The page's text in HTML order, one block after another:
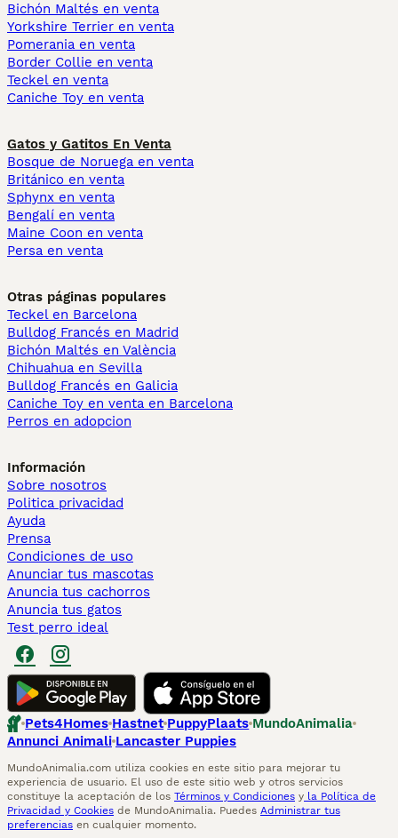
Bichón Maltés en venta
Yorkshire Terrier en venta
Pomerania en venta
Border Collie en venta
Teckel en venta
Caniche Toy en venta
Gatos y Gatitos En Venta
Bosque de Noruega en venta
Británico en venta
Sphynx en venta
Bengalí en venta
Maine Coon en venta
Persa en venta
Otras páginas populares
Teckel en Barcelona
Bulldog Francés en Madrid
Bichón Maltés en València
Chihuahua en Sevilla
Bulldog Francés en Galicia
Caniche Toy en venta en Barcelona
Perros en adopcion
Información
Sobre nosotros
Politica privacidad
Ayuda
Prensa
Condiciones de uso
Anunciar tus mascotas
Anuncia tus cachorros
Anuncia tus gatos
Test perro ideal
Pets4Homes Hastnet PuppyPlaats MundoAnimalia
Annunci Animali Lancaster Puppies
MundoAnimalia.com utiliza cookies en este sitio para mejorar tu
experiencia de usuario. El uso de este sitio web y otros servicios
constituye la aceptación de los Términos y Condiciones y la Política de
Privacidad y Cookies de MundoAnimalia. Puedes Administrar tus
preferencias en cualquier momento.